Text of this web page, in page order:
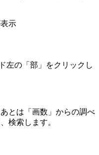
左の「部」をクリックし
とは「画数」からの調べ
検索します。